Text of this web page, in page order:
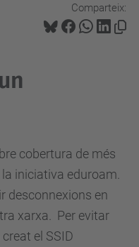
Comparteix:
cobertura de més
iniciativa eduroam.
desconnexions en
xarxa. Per evitar
el SSID